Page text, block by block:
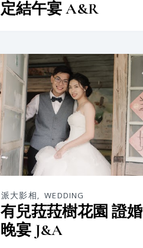
定結午宴 A&R
派大影相, WEDDING
有兒菈菈樹花園 證婚
晚宴 J&A